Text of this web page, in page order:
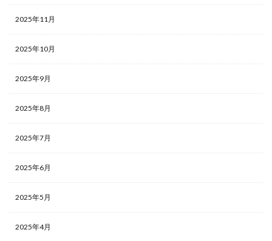
2025年11月
2025年10月
2025年9月
2025年8月
2025年7月
2025年6月
2025年5月
2025年4月